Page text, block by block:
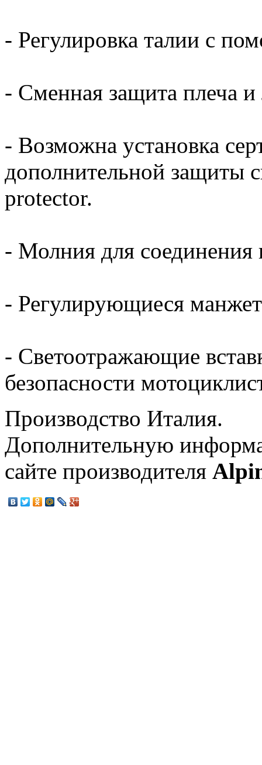
- Регулировка талии с
- Сменная защита плеча
- Возможна установка
дополнительной защиты
protector.
- Молния для
- Регулирующиеся
- Светоотражающие
безопасности
Производство Италия.
Дополнительную
сайте производителя